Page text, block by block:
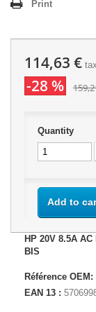
Print
114,63 €
-28 %
Quantity
Add to
HP 20V 8.5A
BIS
Référence OEM:
EAN 13 :